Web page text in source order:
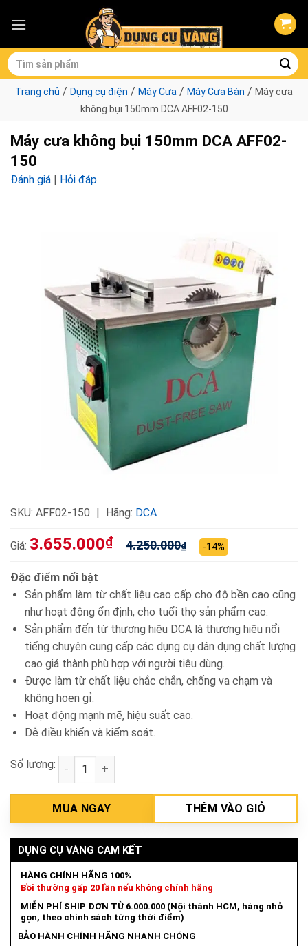
Tìm
kiếm:
Trang chủ / Dụng cụ điện / Máy Cưa / Máy Cưa Bàn / Máy cưa
không bụi 150mm DCA AFF02-150
Máy cưa không bụi 150mm DCA AFF02-
150
Đánh giá | Hỏi đáp
SKU: AFF02-150 Hãng: DCA
Giá: 3.655.000₫ 4.250.000₫ -14%
Đặc điểm nổi bật
Sản phẩm làm từ chất liệu cao cấp cho độ bền cao cũng
như hoạt động ổn định, cho tuổi thọ sản phẩm cao.
Sản phẩm đến từ thương hiệu DCA là thương hiệu nổi
tiếng chuyên cung cấp các dụng cụ dân dụng chất lượng
cao giá thành phù hợp với người tiêu dùng.
Được làm từ chất liệu chắc chắn, chống va chạm và
không hoen gỉ.
Hoạt động mạnh mẽ, hiệu suất cao.
Dễ điều khiển và kiểm soát.
Số lượng: Máy cưa không bụi 150mm DCA AFF02-150 số lượng
MUA NGAY THÊM VÀO GIỎ
DỤNG CỤ VÀNG CAM KẾT
HÀNG CHÍNH HÃNG 100%
Bồi thường gấp 20 lần nếu không chính hãng
MIỄN PHÍ SHIP ĐƠN TỪ 6.000.000 (Nội thành HCM, hàng nhỏ
gọn, theo chính sách từng thời điểm)
BẢO HÀNH CHÍNH HÃNG NHANH CHÓNG